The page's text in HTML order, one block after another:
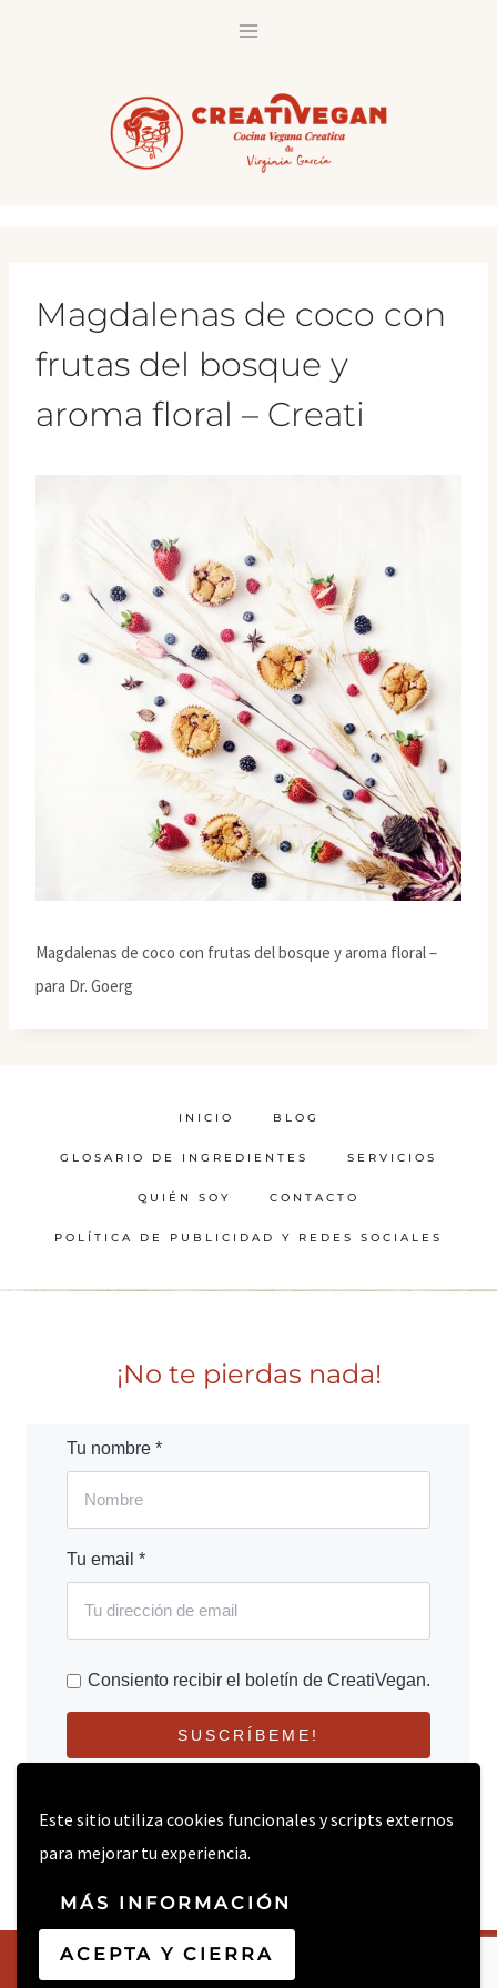
Este sitio utiliza cookies funcionales y scripts externos
para mejorar tu experiencia.
MÁS INFORMACIÓN
ACEPTA Y CIERRA
Magdalenas de coco con
frutas del bosque y
aroma floral – Creati
Magdalenas de coco con frutas del bosque y aroma floral –
para Dr. Goerg
INICIO BLOG
GLOSARIO DE INGREDIENTES SERVICIOS
QUIÉN SOY CONTACTO
POLÍTICA DE PUBLICIDAD Y REDES SOCIALES
¡No te pierdas nada!
Tu nombre *
Tu email *
Consiento recibir el boletín de CreatiVegan.
SUSCRÍBEME!
© 2026 CREATIVEGAN.NET